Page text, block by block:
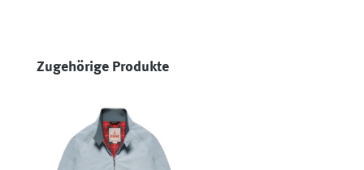
Produktgalerie überspringen
Zugehörige Produkte